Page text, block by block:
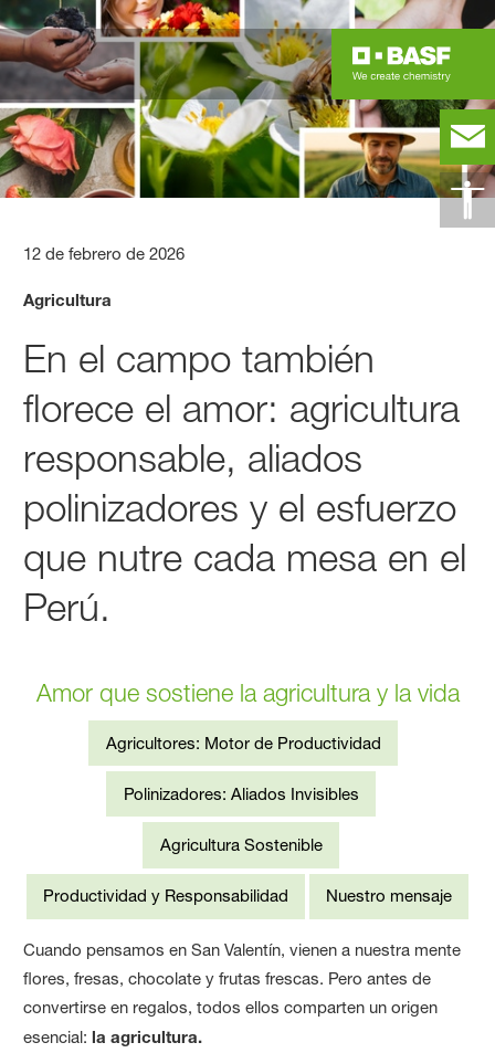
12 de febrero de 2026
Agricultura
En el campo también
florece el amor: agricultura
responsable, aliados
polinizadores y el esfuerzo
que nutre cada mesa en el
Perú.
Amor que sostiene la agricultura y la vida
Agricultores: Motor de Productividad
Polinizadores: Aliados Invisibles
Agricultura Sostenible
Productividad y Responsabilidad Nuestro mensaje
Cuando pensamos en San Valentín, vienen a nuestra mente
flores, fresas, chocolate y frutas frescas. Pero antes de
convertirse en regalos, todos ellos comparten un origen
esencial:la agricultura.